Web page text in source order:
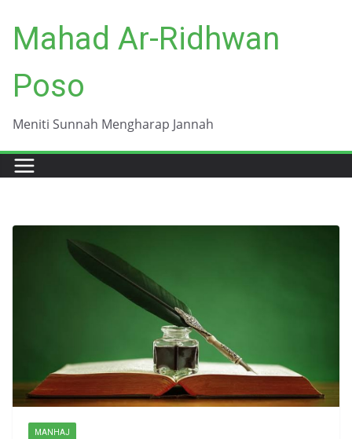
content
Mahad Ar-Ridhwan
Poso
Meniti Sunnah Mengharap Jannah
MANHAJ